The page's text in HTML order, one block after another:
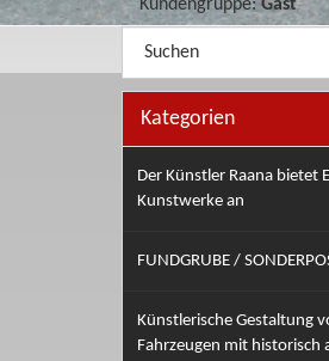
Kundengruppe: Gast
Shop
Kategorien
Der Künstler Raana bietet
Kunstwerke an
FUNDGRUBE /
Künstlerische Gestaltung
Fahrzeugen mit historisch